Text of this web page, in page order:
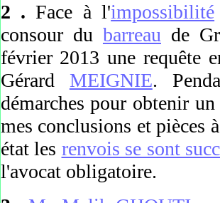
2 .Face à l'impossibilité
consour du barreau de
février 2013 une requête
Gérard MEIGNIE.
démarches pour obtenir
mes conclusions et pièces
état les renvois se sont
l'avocat obligatoire.